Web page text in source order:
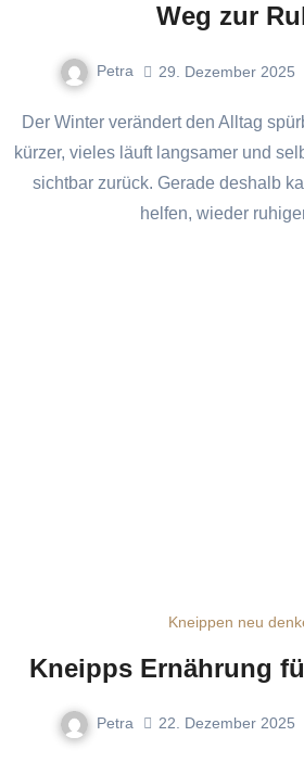
Weg zur
Petra 29. Dezember 2025
Der Winter verändert den Alltag spürbar. Die Tage werden
kürzer, vieles läuft langsamer und
sichtbar zurück. Gerade deshalb
helfen, wieder
Kneippen neu
Kneipps Ernährung
Petra 22. Dezember 2025